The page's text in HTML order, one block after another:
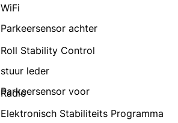
Parkeersensor achter
Parkeersensor voor
WiFi
stuur leder
Roll Stability Control
Elektronisch Stabiliteits Programma
Radio